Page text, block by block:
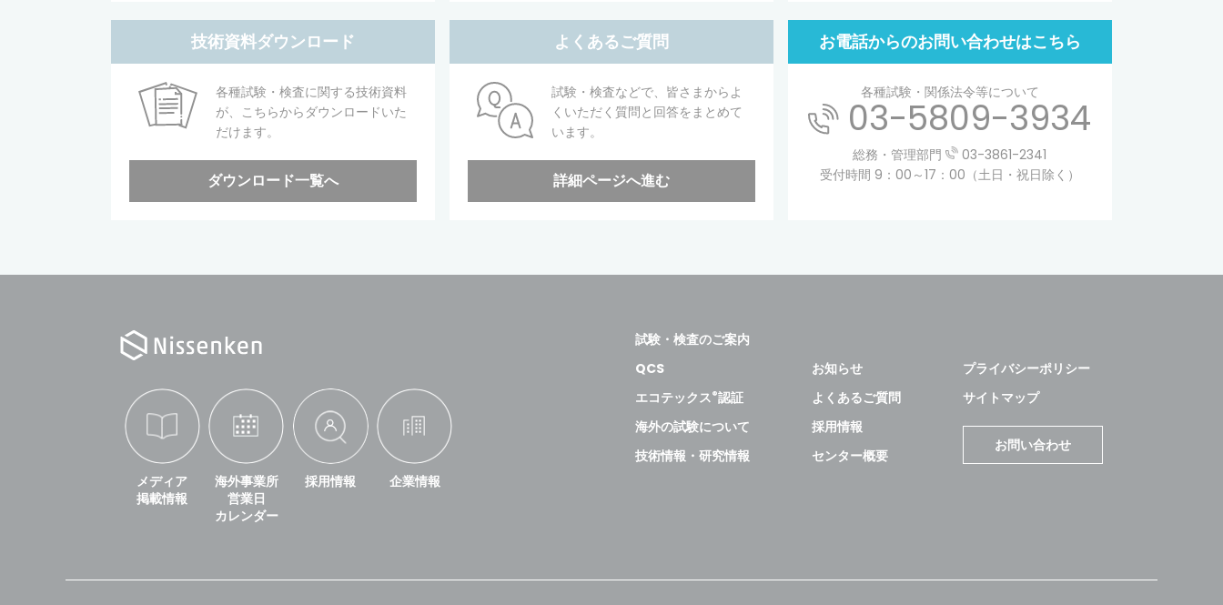
技術資料ダウンロード
各種試験・検査に関する技術資料
が、こちらからダウンロードいた
だけます。
ダウンロード一覧へ
よくあるご質問
試験・検査などで、皆さまからよ
くいただく質問と回答をまとめて
います。
詳細ページへ進む
お電話からのお問い合わせはこちら
各種試験・関係法令等について
03-5809-3934
総務・管理部門
03-3861-2341
受付時間 9：00～17：00（土日・祝日除く）
メディア
掲載情報
海外事業所
営業日
カレンダー
採用情報 企業情報
試験・検査のご案内
QCS
エコテックス®認証
海外の試験について
技術情報・研究情報
お知らせ
よくあるご質問
採用情報
センター概要
プライバシーポリシー
サイトマップ
お問い合わせ